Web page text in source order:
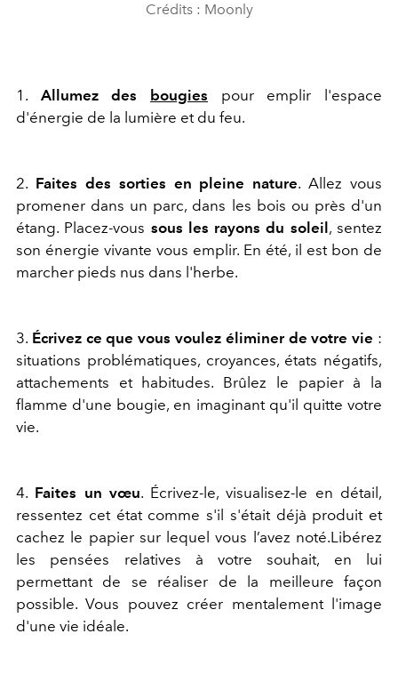
Crédits : Moonly
1. Allumez des bougies pour emplir l'espace
d'énergie de la lumière et du feu.
2. Faites des sorties en pleine nature. Allez vous
promener dans un parc, dans les bois ou près d'un
étang. Placez-vous sous les rayons du soleil , sentez
son énergie vivante vous emplir. En été, il est bon de
marcher pieds nus dans l'herbe.
3. Écrivez ce que vous voulez éliminer de votre vie :
situations problématiques, croyances, états négatifs,
attachements et habitudes. Brûlez le papier à la
flamme d'une bougie, en imaginant qu'il quitte votre
vie.
4. Faites un vœu. Écrivez-le, visualisez-le en détail,
ressentez cet état comme s'il s'était déjà produit et
cachez le papier sur lequel vous l’avez noté.Libérez
les pensées relatives à votre souhait, en lui
permettant de se réaliser de la meilleure façon
possible. Vous pouvez créer mentalement l'image
d'une vie idéale.